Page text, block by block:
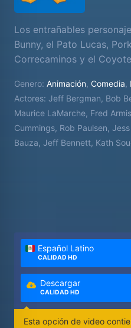
Los entrañables
Bunny, el Pato Lucas,
Correcaminos y el
Genero: Animación, Comedia,
Actores: Jeff Bergman, Bob
Maurice LaMarche, Fred
Cummings, Rob Paulsen,
Bauza, Jeff Bennett, Kath
Español Latino
CALIDAD HD
Descargar
CALIDAD HD
Esta opción de video